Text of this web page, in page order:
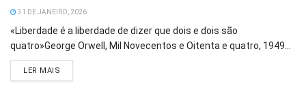
31 DE JANEIRO, 2026
«Liberdade é a liberdade de dizer que dois e dois são
quatro»George Orwell, Mil Novecentos e Oitenta e quatro, 1949...
LER MAIS